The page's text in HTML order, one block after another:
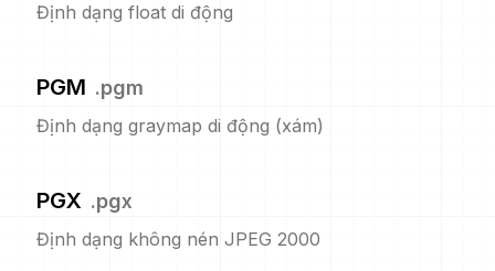
Định dạng float di động
PGM .pgm
Định dạng graymap di động (xám)
PGX .pgx
Định dạng không nén JPEG 2000